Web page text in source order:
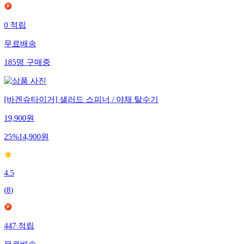
0적립
무료배송
185명구매중
[바겐슈타이거] 샐러드 스피너 / 야채 탈수기
19,900원
25%14,900원
4.5
(8)
447적립